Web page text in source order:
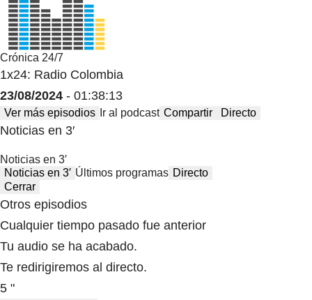
Crónica 24/7
1x24: Radio Colombia
23/08/2024 - 01:38:13
Ver más episodios Ir al podcast Compartir Directo
Noticias en 3′
Noticias en 3′
Noticias en 3′ Últimos programas Directo
Cerrar
Otros episodios
Cualquier tiempo pasado fue anterior
Tu audio se ha acabado.
Te redirigiremos al directo.
5 "